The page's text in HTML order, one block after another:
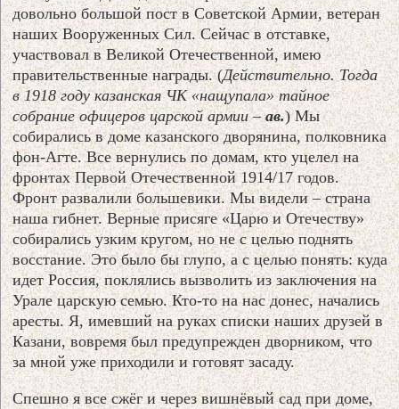
довольно большой пост в Советской Армии, ветеран
наших Вооруженных Сил. Сейчас в отставке,
участвовал в Великой Отечественной, имею
правительственные награды. (Действительно. Тогда
в 1918 году казанская ЧК «нащупала» тайное
собрание офицеров царской армии –ав.) Мы
собирались в доме казанского дворянина, полковника
фон-Агте. Все вернулись по домам, кто уцелел на
фронтах Первой Отечественной 1914/17 годов.
Фронт развалили большевики. Мы видели – страна
наша гибнет. Верные присяге «Царю и Отечеству»
собирались узким кругом, но не с целью поднять
восстание. Это было бы глупо, а с целью понять: куда
идет Россия, поклялись вызволить из заключения на
Урале царскую семью. Кто-то на нас донес, начались
аресты. Я, имевший на руках списки наших друзей в
Казани, вовремя был предупрежден дворником, что
за мной уже приходили и готовят засаду.
Спешно я все сжёг и через вишнёвый сад при доме,